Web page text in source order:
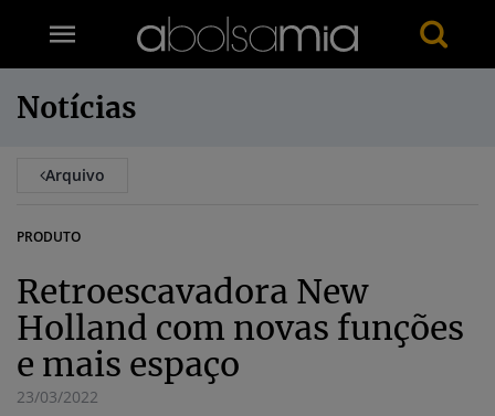
Notícias
Arquivo
PRODUTO
Retroescavadora New
Holland com novas funções
e mais espaço
23/03/2022